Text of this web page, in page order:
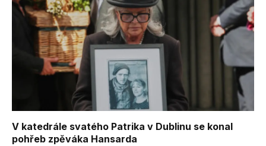
V katedrále svatého Patrika v Dublinu se konal
pohřeb zpěváka Hansarda